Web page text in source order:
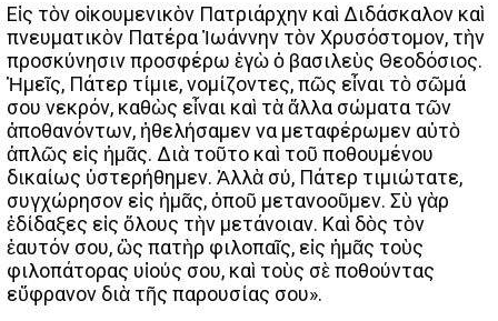
Εἰς τὸν οἰκουμενικὸν Πατριάρχην καὶ Διδάσκαλον καὶ
πνευματικὸν Πατέρα Ἰωάννην τὸν Χρυσόστομον, τὴν
προσκύνησιν προσφέρω ἐγὼ ὁ βασιλεὺς Θεοδόσιος.
Ἡμεῖς, Πάτερ τίμιε, νομίζοντες, πῶς εἶναι τὸ σῶμά
σου νεκρόν, καθὼς εἶναι καὶ τὰ ἄλλα σώματα τῶν
ἀποθανόντων, ἠθελήσαμεν να μεταφέρωμεν αὐτὸ
ἁπλῶς εἰς ἡμᾶς. Διὰ τοῦτο καὶ τοῦ ποθουμένου
δικαίως ὑστερήθημεν. Ἀλλὰ σύ, Πάτερ τιμιώτατε,
συγχώρησον εἰς ἡμᾶς, ὀποῦ μετανοοῦμεν. Σὺ γὰρ
ἐδίδαξες εἰς ὅλους τὴν μετάνοιαν. Καὶ δὸς τὸν
ἑαυτόν σου, ὣς πατὴρ φιλοπαῖς, εἰς ἡμᾶς τοὺς
φιλοπάτορας υἱούς σου, καὶ τοὺς σὲ ποθούντας
εὔφρανον διὰ τῆς παρουσίας σου».